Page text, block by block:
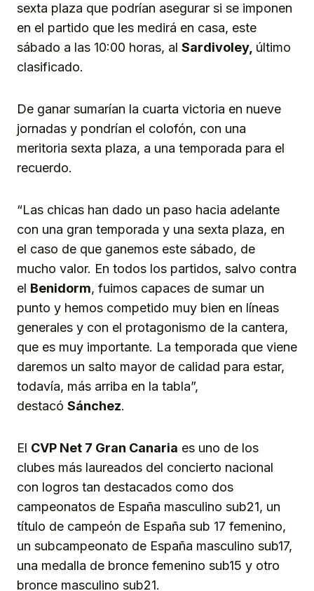
sexta plaza que podrían asegurar si se imponen
en el partido que les medirá en casa, este
sábado a las 10:00 horas, al Sardivoley, último
clasificado.
De ganar sumarían la cuarta victoria en nueve
jornadas y pondrían el colofón, con una
meritoria sexta plaza, a una temporada para el
recuerdo.
“Las chicas han dado un paso hacia adelante
con una gran temporada y una sexta plaza, en
el caso de que ganemos este sábado, de
mucho valor. En todos los partidos, salvo contra
el Benidorm, fuimos capaces de sumar un
punto y hemos competido muy bien en líneas
generales y con el protagonismo de la cantera,
que es muy importante. La temporada que viene
daremos un salto mayor de calidad para estar,
todavía, más arriba en la tabla”,
destacó Sánchez.
El CVP Net 7 Gran Canaria es uno de los
clubes más laureados del concierto nacional
con logros tan destacados como dos
campeonatos de España masculino sub21, un
título de campeón de España sub 17 femenino,
un subcampeonato de España masculino sub17,
una medalla de bronce femenino sub15 y otro
bronce masculino sub21.